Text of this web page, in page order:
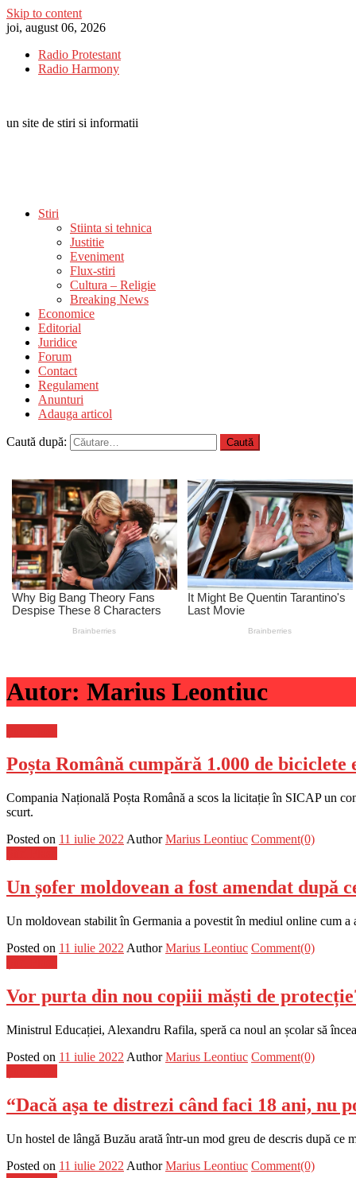
Skip to content
joi, august 06, 2026
Radio Protestant
Radio Harmony
un site de stiri si informatii
Stiri
Stiinta si tehnica
Justitie
Eveniment
Flux-stiri
Cultura – Religie
Breaking News
Economice
Editorial
Juridice
Forum
Contact
Regulament
Anunturi
Adauga articol
Caută după:
Autor: Marius Leontiuc
Poșta Română cumpără 1.000 de
Compania Națională Poșta Română a scos la licitație în SICAP un
scurt.
Posted on 11 iulie 2022 Author Marius Leontiuc Comment(0)
Un șofer moldovean a fost amendat după
Un moldovean stabilit în Germania a povestit în mediul online cum a
Posted on 11 iulie 2022 Author Marius Leontiuc Comment(0)
Vor purta din nou copiii măști de
Ministrul Educației, Alexandru Rafila, speră ca noul an școlar să
Posted on 11 iulie 2022 Author Marius Leontiuc Comment(0)
“Dacă aşa te distrezi când faci 18 ani, nu
Un hostel de lângă Buzău arată într-un mod greu de descris după
Posted on 11 iulie 2022 Author Marius Leontiuc Comment(0)